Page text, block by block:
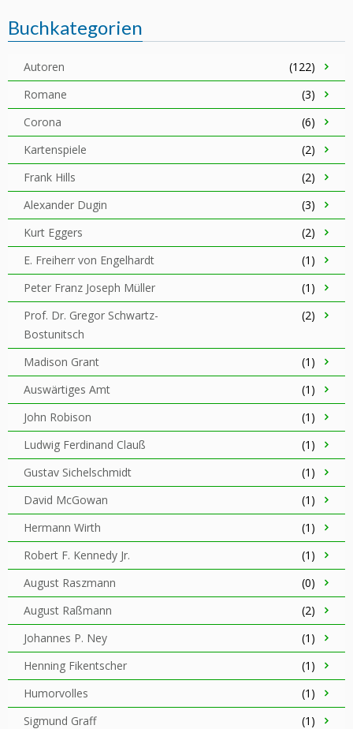
Buchkategorien
Autoren
(122)
Romane
(3)
Corona
(6)
Kartenspiele
(2)
Frank Hills
(2)
Alexander Dugin
(3)
Kurt Eggers
(2)
E. Freiherr von Engelhardt
(1)
Peter Franz Joseph Müller
(1)
Prof. Dr. Gregor Schwartz-
Bostunitsch
(2)
Madison Grant
(1)
Auswärtiges Amt
(1)
John Robison
(1)
Ludwig Ferdinand Clauß
(1)
Gustav Sichelschmidt
(1)
David McGowan
(1)
Hermann Wirth
(1)
Robert F. Kennedy Jr.
(1)
August Raszmann
(0)
August Raßmann
(2)
Johannes P. Ney
(1)
Henning Fikentscher
(1)
Humorvolles
(1)
Sigmund Graff
(1)